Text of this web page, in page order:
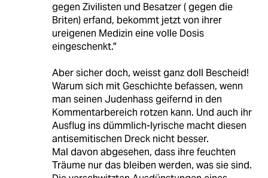
gegen Zivilisten und Besatzer ( gegen die
Briten) erfand, bekommt jetzt von ihrer
ureigenen Medizin eine volle Dosis
eingeschenkt."
Aber sicher doch, weisst ganz doll Bescheid!
Warum sich mit Geschichte befassen, wenn
man seinen Judenhass geifernd in den
Kommentarbereich rotzen kann. Und auch ihr
Ausflug ins dümmlich-lyrische macht diesen
antisemitischen Dreck nicht besser.
Mal davon abgesehen, dass ihre feuchten
Träume nur das bleiben werden, was sie sind.